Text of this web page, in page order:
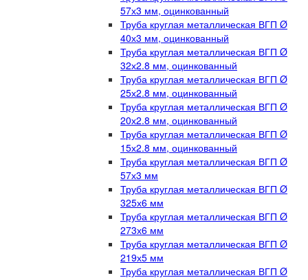
57х3 мм, оцинкованный
Труба круглая металлическая ВГП Ø
40х3 мм, оцинкованный
Труба круглая металлическая ВГП Ø
32х2.8 мм, оцинкованный
Труба круглая металлическая ВГП Ø
25х2.8 мм, оцинкованный
Труба круглая металлическая ВГП Ø
20х2.8 мм, оцинкованный
Труба круглая металлическая ВГП Ø
15х2.8 мм, оцинкованный
Труба круглая металлическая ВГП Ø
57х3 мм
Труба круглая металлическая ВГП Ø
325х6 мм
Труба круглая металлическая ВГП Ø
273х6 мм
Труба круглая металлическая ВГП Ø
219х5 мм
Труба круглая металлическая ВГП Ø